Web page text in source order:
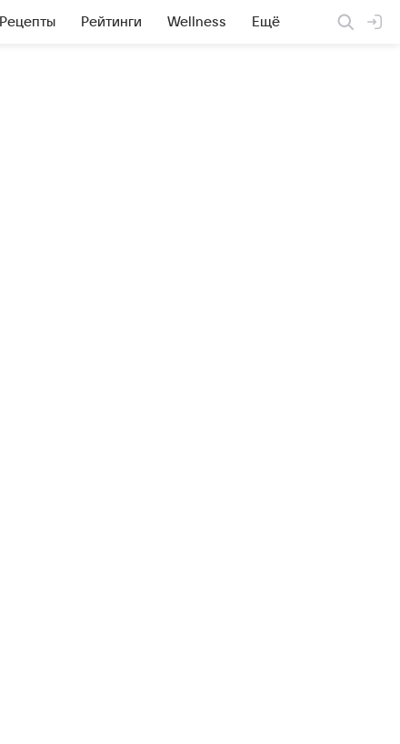
Рецепты Рейтинги Wellness Ещё